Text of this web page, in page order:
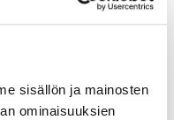
sisällön ja mainosten
ominaisuuksien